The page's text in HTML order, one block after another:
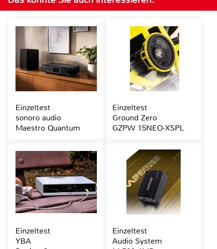
Einzeltest
sonoro audio
Maestro Quantum
Einzeltest
Ground Zero
GZPW 15NEO-XSPL
Einzeltest
YBA
Einzeltest
Audio System